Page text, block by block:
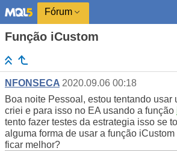
Fórum
Função iCustom
NFONSECA 2020.09.06 00:18
Boa noite Pessoal, estou tentando usar
criei e para isso no EA usando a função
tento fazer testes da estrategia isso se
alguma forma de usar a função
ficar melhor?